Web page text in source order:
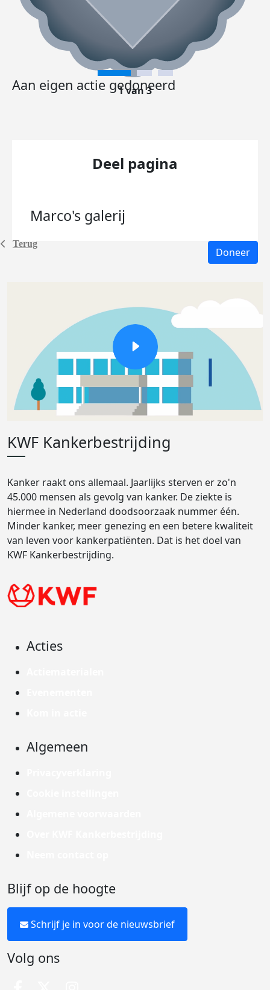
Terug
Aan eigen actie gedoneerd
1 van 3
Deel pagina
Marco's galerij
Doneer
KWF Kankerbestrijding
Kanker raakt ons allemaal. Jaarlijks sterven er zo'n
45.000 mensen als gevolg van kanker. De ziekte is
hiermee in Nederland doodsoorzaak nummer één.
Minder kanker, meer genezing en een betere kwaliteit
van leven voor kankerpatiënten. Dat is het doel van
KWF Kankerbestrijding.
Acties
Algemeen
Blijf op de hoogte
Schrijf je in voor de nieuwsbrief
Volg ons